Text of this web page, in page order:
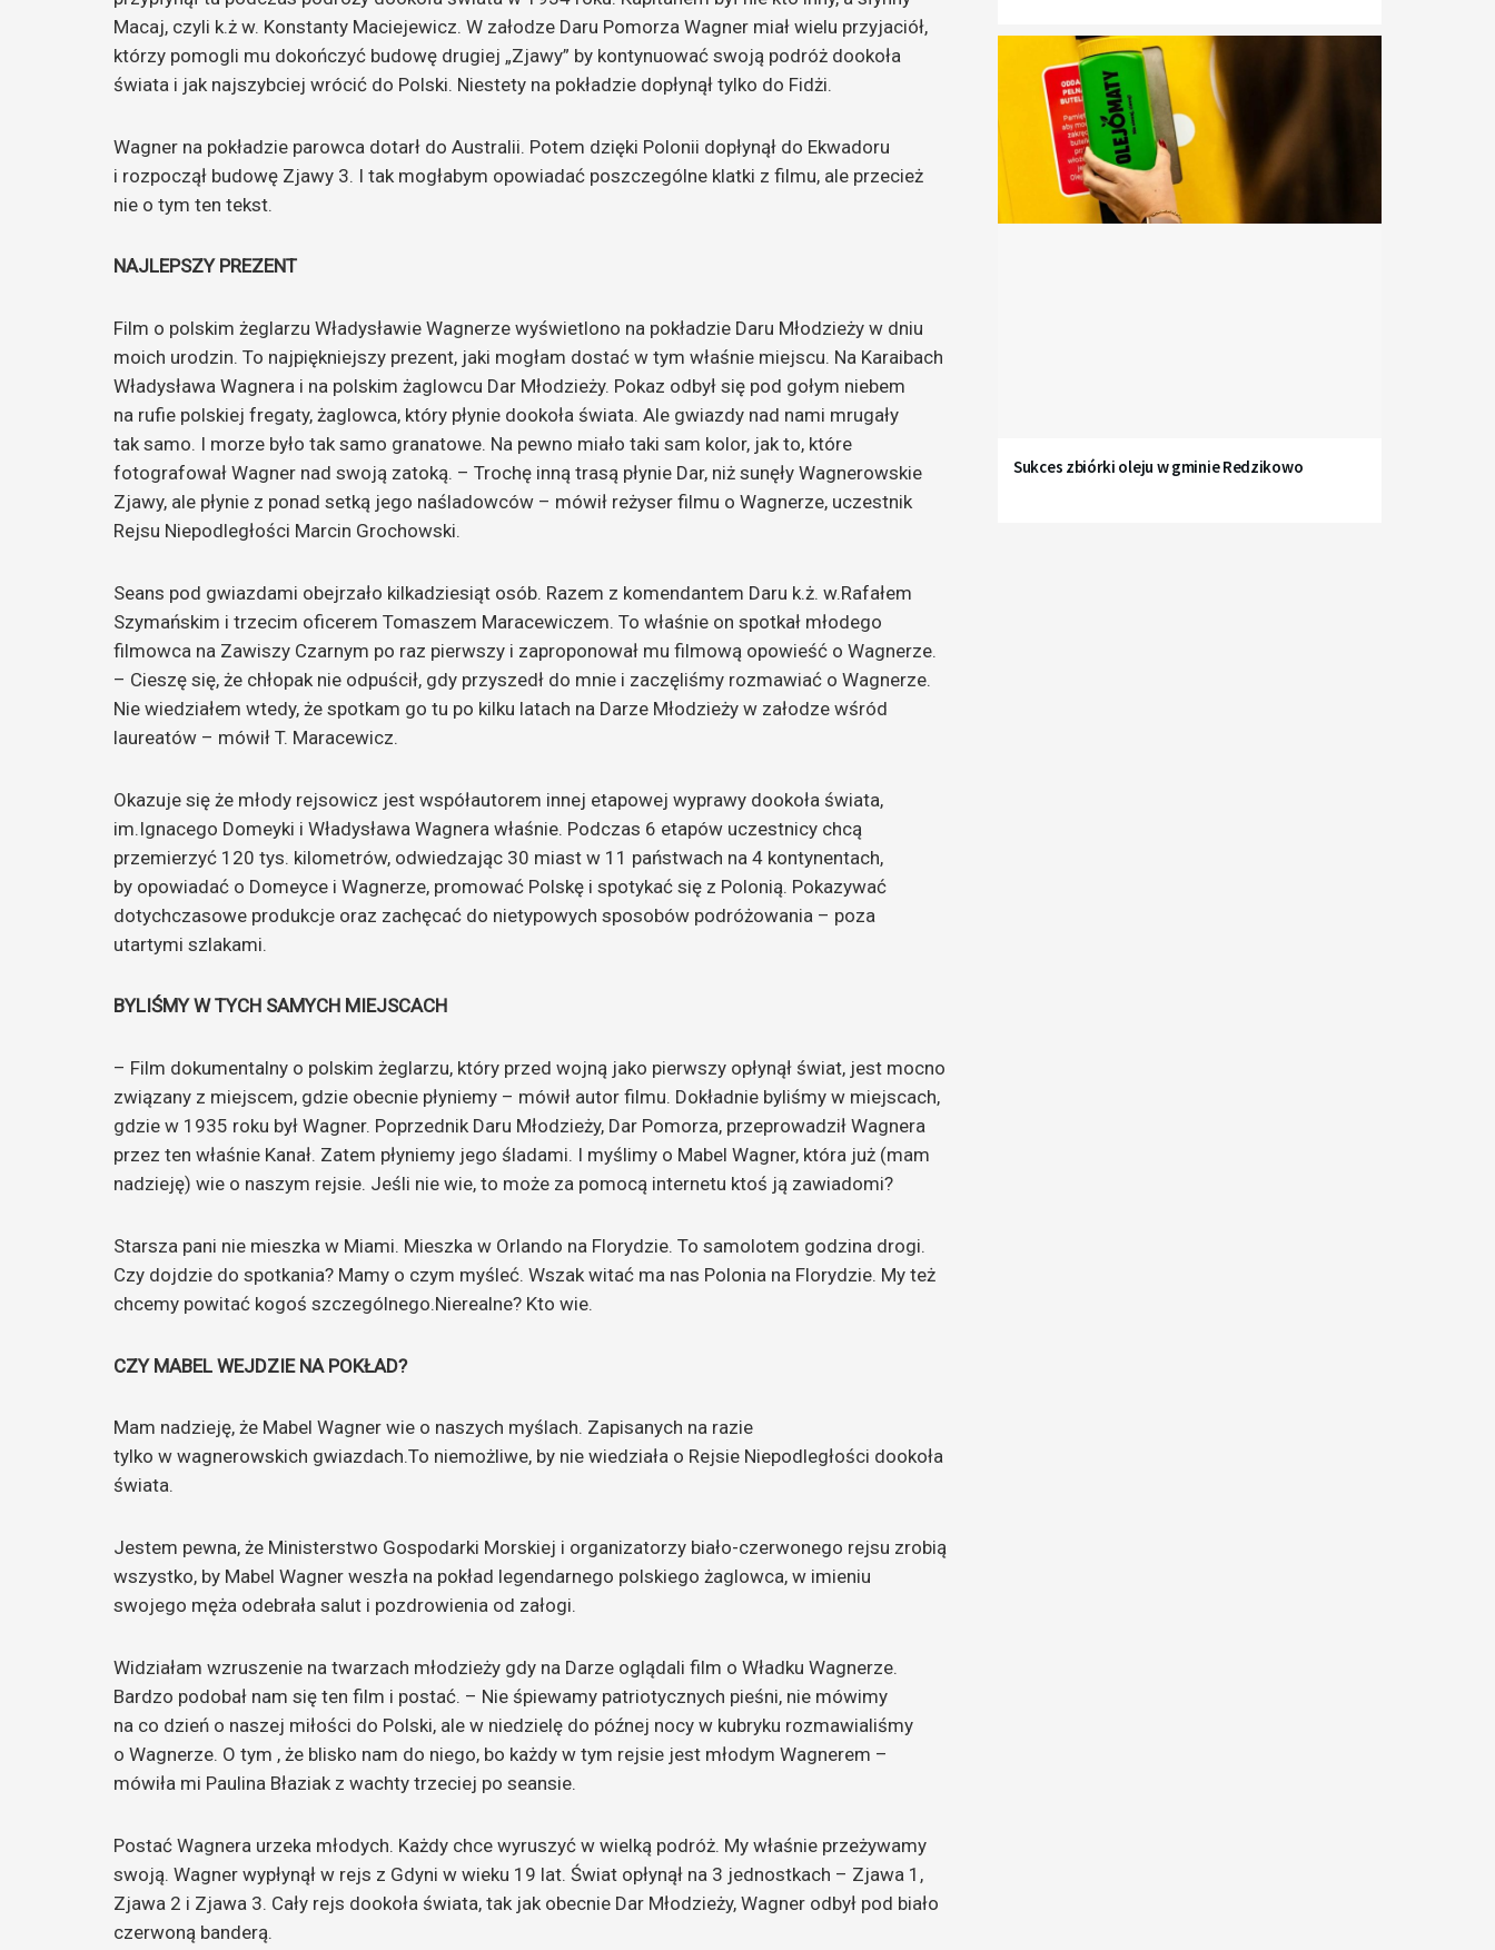
Macaj, czyli k.ż w. Konstanty Maciejewicz. W załodze Daru Pomorza Wagner miał wielu przyjaciół,
którzy pomogli mu dokończyć budowę drugiej „Zjawy” by kontynuować swoją podróż dookoła
świata i jak najszybciej wrócić do Polski. Niestety na pokładzie dopłynął tylko do Fidżi.
Wagner na pokładzie parowca dotarł do Australii. Potem dzięki Polonii dopłynął do Ekwadoru
i rozpoczął budowę Zjawy 3. I tak mogłabym opowiadać poszczególne klatki z filmu, ale przecież
nie o tym ten tekst.
NAJLEPSZY PREZENT
Film o polskim żeglarzu Władysławie Wagnerze wyświetlono na pokładzie Daru Młodzieży w dniu
moich urodzin. To najpiękniejszy prezent, jaki mogłam dostać w tym właśnie miejscu. Na Karaibach
Władysława Wagnera i na polskim żaglowcu Dar Młodzieży. Pokaz odbył się pod gołym niebem
na rufie polskiej fregaty, żaglowca, który płynie dookoła świata. Ale gwiazdy nad nami mrugały
tak samo. I morze było tak samo granatowe. Na pewno miało taki sam kolor, jak to, które
fotografował Wagner nad swoją zatoką. – Trochę inną trasą płynie Dar, niż sunęły Wagnerowskie
Zjawy, ale płynie z ponad setką jego naśladowców – mówił reżyser filmu o Wagnerze, uczestnik
Rejsu Niepodległości Marcin Grochowski.
Seans pod gwiazdami obejrzało kilkadziesiąt osób. Razem z komendantem Daru k.ż. w.Rafałem
Szymańskim i trzecim oficerem Tomaszem Maracewiczem. To właśnie on spotkał młodego
filmowca na Zawiszy Czarnym po raz pierwszy i zaproponował mu filmową opowieść o Wagnerze.
– Cieszę się, że chłopak nie odpuścił, gdy przyszedł do mnie i zaczęliśmy rozmawiać o Wagnerze.
Nie wiedziałem wtedy, że spotkam go tu po kilku latach na Darze Młodzieży w załodze wśród
laureatów – mówił T. Maracewicz.
Okazuje się że młody rejsowicz jest współautorem innej etapowej wyprawy dookoła świata,
im.Ignacego Domeyki i Władysława Wagnera właśnie. Podczas 6 etapów uczestnicy chcą
przemierzyć 120 tys. kilometrów, odwiedzając 30 miast w 11 państwach na 4 kontynentach,
by opowiadać o Domeyce i Wagnerze, promować Polskę i spotykać się z Polonią. Pokazywać
dotychczasowe produkcje oraz zachęcać do nietypowych sposobów podróżowania – poza
utartymi szlakami.
BYLIŚMY W TYCH SAMYCH MIEJSCACH
– Film dokumentalny o polskim żeglarzu, który przed wojną jako pierwszy opłynął świat, jest mocno
związany z miejscem, gdzie obecnie płyniemy – mówił autor filmu. Dokładnie byliśmy w miejscach,
gdzie w 1935 roku był Wagner. Poprzednik Daru Młodzieży, Dar Pomorza, przeprowadził Wagnera
przez ten właśnie Kanał. Zatem płyniemy jego śladami. I myślimy o Mabel Wagner, która już (mam
nadzieję) wie o naszym rejsie. Jeśli nie wie, to może za pomocą internetu ktoś ją zawiadomi?
Starsza pani nie mieszka w Miami. Mieszka w Orlando na Florydzie. To samolotem godzina drogi.
Czy dojdzie do spotkania? Mamy o czym myśleć. Wszak witać ma nas Polonia na Florydzie. My też
chcemy powitać kogoś szczególnego.Nierealne? Kto wie.
CZY MABEL WEJDZIE NA POKŁAD?
Mam nadzieję, że Mabel Wagner wie o naszych myślach. Zapisanych na razie
tylko w wagnerowskich gwiazdach.To niemożliwe, by nie wiedziała o Rejsie Niepodległości dookoła
świata.
Jestem pewna, że Ministerstwo Gospodarki Morskiej i organizatorzy biało-czerwonego rejsu zrobią
wszystko, by Mabel Wagner weszła na pokład legendarnego polskiego żaglowca, w imieniu
swojego męża odebrała salut i pozdrowienia od załogi.
Widziałam wzruszenie na twarzach młodzieży gdy na Darze oglądali film o Władku Wagnerze.
Bardzo podobał nam się ten film i postać. – Nie śpiewamy patriotycznych pieśni, nie mówimy
na co dzień o naszej miłości do Polski, ale w niedzielę do późnej nocy w kubryku rozmawialiśmy
o Wagnerze. O tym , że blisko nam do niego, bo każdy w tym rejsie jest młodym Wagnerem –
mówiła mi Paulina Błaziak z wachty trzeciej po seansie.
Postać Wagnera urzeka młodych. Każdy chce wyruszyć w wielką podróż. My właśnie przeżywamy
swoją. Wagner wypłynął w rejs z Gdyni w wieku 19 lat. Świat opłynął na 3 jednostkach – Zjawa 1,
Zjawa 2 i Zjawa 3. Cały rejs dookoła świata, tak jak obecnie Dar Młodzieży, Wagner odbył pod biało
czerwoną banderą.
Sukces zbiórki oleju w gminie Redzikowo